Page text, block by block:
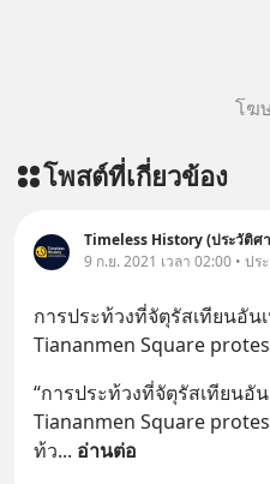
โฆ
โพสต์ที่เกี่ยวข้อง
Timeless History (ประวัติศ
9 ก.ย. 2021 เวลา 02:00 • ปร
การประท้วงที่จัตุรัสเทียนอัน
Tiananmen Square
“การประท้วงที่จัตุรัสเทียนอั
Tiananmen Square
ท้ว... อ่านต่อ